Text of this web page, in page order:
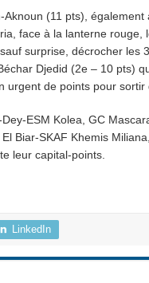
Aknoun (11 pts),
face à la lanterne
surprise, décrocher les
Djedid (2e – 10 pts)
urgent de points pour
ESM Kolea, GC
Biar-SKAF Khemis
leur capital-points.
LinkedIn